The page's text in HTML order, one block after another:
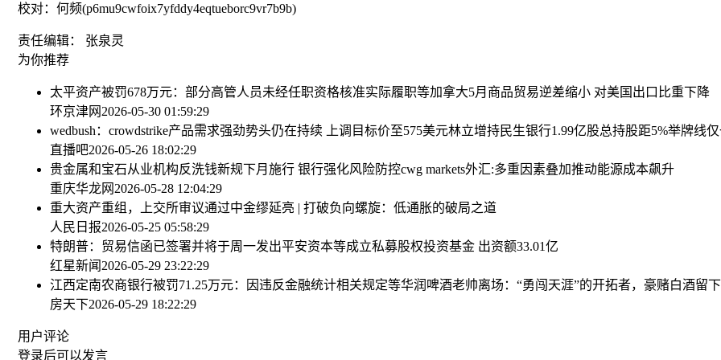
校对：何频(p6mu9cwfoix7yfddy4eqtueborc9vr7b9b)
责任编辑： 张泉灵
为你推荐
太平资产被罚678万元：部分高管人员未经任职资格核准实际履职等加拿大5月商品贸易逆差缩小 对美国出口比重下降
环京津网 2026-05-30 01:59:29
wedbush：crowdstrike产品需求强劲势头仍在持续 上调目标价至575美元林立增持民生银行1.99亿股总持股距5%举牌线
直播吧2026-05-26 18:02:29
贵金属和宝石从业机构反洗钱新规下月施行 银行强化风险防控cwg markets外汇:多重因素叠加推动能源成本飙升
重庆华龙网 2026-05-28 12:04:29
重大资产重组，上交所审议通过中金缪延亮 | 打破负向螺旋：低通胀的破局之道
人民日报2026-05-25 05:58:29
特朗普：贸易信函已签署并将于周一发出平安资本等成立私募股权投资基金 出资额33.01亿
红星新闻 2026-05-29 23:22:29
江西定南农商银行被罚71.25万元：因违反金融统计相关规定等华润啤酒老帅离场：“勇闯天涯”的开拓者，豪赌白酒留
房天下2026-05-29 18:22:29
用户评论
登录后可以发言